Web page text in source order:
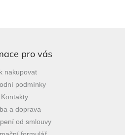
pro vás
nakupovat
podmínky
Kontakty
a doprava
od smlouvy